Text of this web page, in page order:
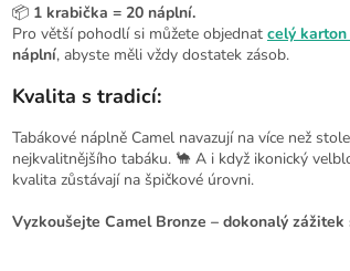
📦 1 krabička = 20 náplní.
Pro větší pohodlí si můžete objednat celý
náplní, abyste měli vždy dostatek zásob.
Kvalita s tradicí:
Tabákové náplně Camel navazují na více než
nejkvalitnějšího tabáku. 🐪 A i když ikonický
kvalita zůstávají na špičkové úrovni.
Vyzkoušejte Camel Bronze – dokonalý zážitek